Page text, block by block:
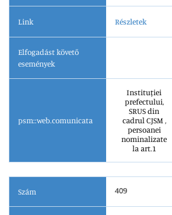
Link Részletek
Elfogadást követő
események
psm::web.comunicata
Instituției
prefectului,
SRUS din
cadrul CJSM ,
persoanei
nominalizate
la art.1
Szám 409